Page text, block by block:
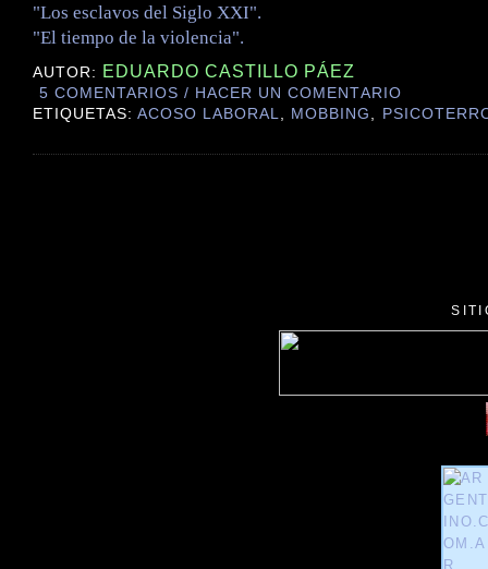
"Los esclavos del Siglo XXI".
"El tiempo de la violencia".
AUTOR: EDUARDO CASTILLO PÁEZ
5 COMENTARIOS / HACER UN COMENTARIO
ETIQUETAS:ACOSO LABORAL, MOBBING ,